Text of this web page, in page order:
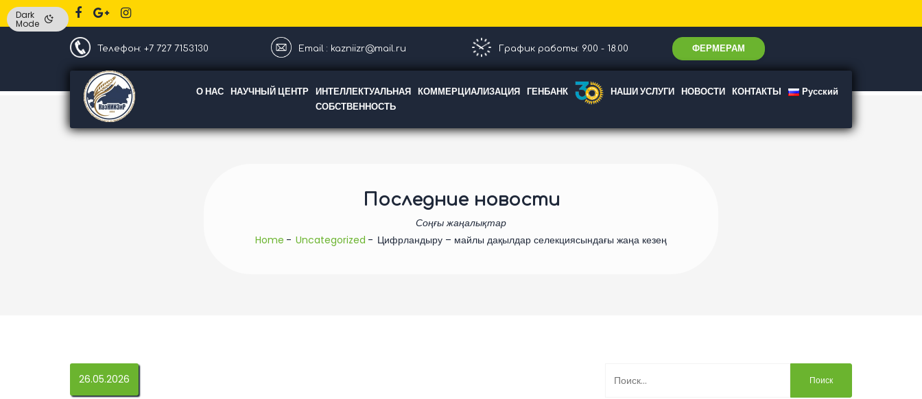
Телефон: +7 727 7153130 Email : kazniizr@mail.ru График работы: 9.00 - 18.00 ФЕРМЕРАМ
О НАС НАУЧНЫЙ ЦЕНТР ИНТЕЛЛЕКТУАЛЬНАЯ
СОБСТВЕННОСТЬ
КОММЕРЦИАЛИЗАЦИЯ ГЕНБАНК НАШИ УСЛУГИ НОВОСТИ КОНТАКТЫ Русский
Последние новости
Соңғы жаңалықтар
Home Uncategorized Цифрландыру – майлы дақылдар селекциясындағы жаңа кезең
26.05.2026
Dark
Mode